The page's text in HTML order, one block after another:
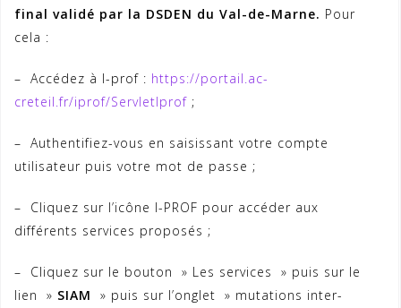
final validé par la DSDEN du Val-de-Marne. Pour
cela :
– Accédez à I-prof : https://portail.ac-
creteil.fr/iprof/ServletIprof ;
– Authentifiez-vous en saisissant votre compte
utilisateur puis votre mot de passe ;
– Cliquez sur l’icône I-PROF pour accéder aux
différents services proposés ;
– Cliquez sur le bouton » Les services » puis sur le
lien » SIAM
» puis sur l’onglet » mutations inter-